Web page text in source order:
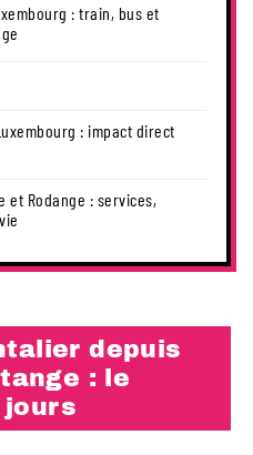
: train, bus et
: impact direct
et Rodange : services,
depuis
: le
jours